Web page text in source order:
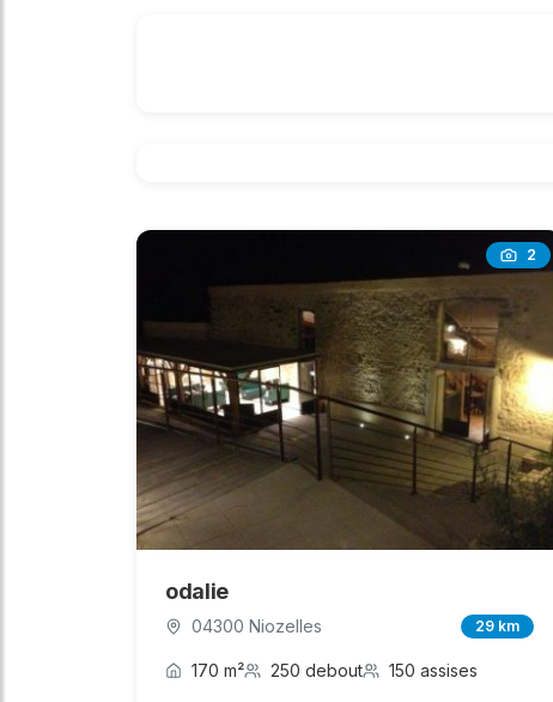
2
odalie
04300 Niozelles 29 km
170 m² 250 debout 150 assises